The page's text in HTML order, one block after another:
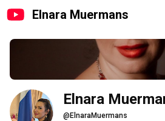
Elnara Muermans
Elnara
@ElnaraMuermans